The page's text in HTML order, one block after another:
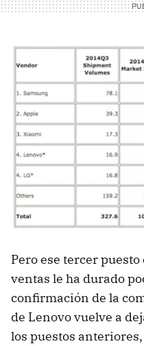
Pero ese tercer
ventas le ha durado
confirmación de la
de Lenovo vuelve a
los puestos